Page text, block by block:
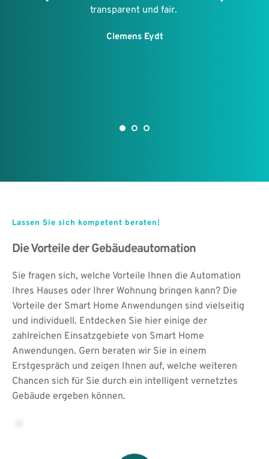
Hierbei koordinierte Herr Fink den
Kaskadenmessung und brachte die
Lassen Sie sich kompetent beraten!
Die Vorteile der Gebäudeautomation
Sie fragen sich, welche Vorteile Ihnen die Automation
Ihres Hauses oder Ihrer Wohnung bringen kann? Die
Vorteile der Smart Home Anwendungen sind vielseitig
und individuell. Entdecken Sie hier einige der
zahlreichen Einsatzgebiete von Smart Home
Anwendungen. Gern beraten wir Sie in einem
Erstgespräch und zeigen Ihnen auf, welche weiteren
Chancen sich für Sie durch ein intelligent vernetztes
Gebäude ergeben können.